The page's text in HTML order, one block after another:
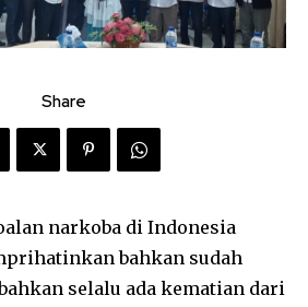
Share
narkoba di Indonesia
bahkan sudah
selalu ada kematian dari